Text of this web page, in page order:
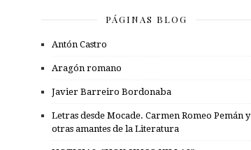
PÁGINAS BLOG
Antón Castro
Aragón romano
Javier Barreiro Bordonaba
Letras desde Mocade. Carmen Romeo Pemán y
otras amantes de la Literatura